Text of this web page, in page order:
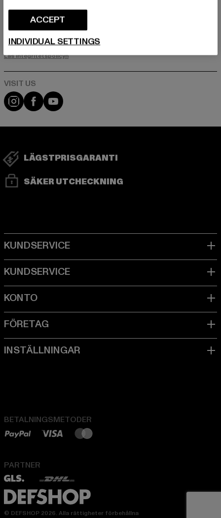
Information om hur DefShop hanterar dina uppgifter finns i vår
Läs integritetspolicyn
Visit our Instagram page:
Visit our Facebook page:
Visit our YouTube channel:
LÄGSTPRISGARANTI
SÄKER UTCHECKNING
BETALNINGSMETODER
PARTNER
© DEFSHOP 2026. Alla rättigheter förbehållna
ACCEPT
INDIVIDUAL SETTINGS